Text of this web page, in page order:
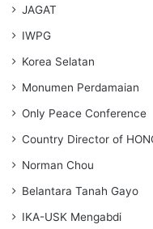
JAGAT
IWPG
Korea Selatan
Monumen Perdamaian
Only Peace Conference
Country Director of
Norman Chou
Belantara Tanah Gayo
IKA-USK Mengabdi